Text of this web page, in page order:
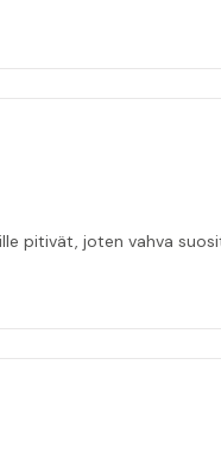
porukkaa duunissa 👍 Sovitut aikataulut